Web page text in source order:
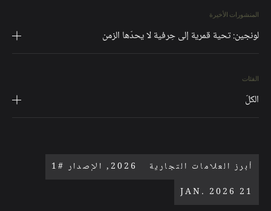
أبرز العلامات التجارية
2026, الإصدار #1
21 JAN. 2026
المنشورات الأخيرة
لونجين: تحية قمرية إلى حِرفية لا يحدّها الزمن
الفئات
الكلّ